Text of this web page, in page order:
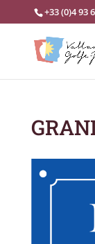
+33 (0)4 93